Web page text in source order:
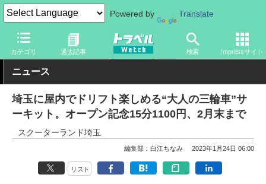
Powered by Translate
カテゴリ 過去記事 検索 Impressサイト
トラベル Watch 地域 国内旅行 関東
ニュース
埼玉に屋内でドリフト楽しめる“大人の三輪車”サ
ーキット。オープン記念15分1100円、2月末まで
スクーターランド埼玉
編集部：白江ちなみ 2023年1月24日 06:00
リスト